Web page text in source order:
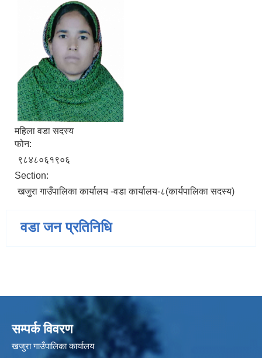
महिला वडा सदस्य
फोन:
९८४८०६१९०६
Section:
खजुरा गाउँपालिका कार्यालय -वडा कार्यालय-८(कार्यपालिका सदस्य)
वडा जन प्रतिनिधि
सम्पर्क विवरण
खजुरा गाउँपालिका कार्यालय